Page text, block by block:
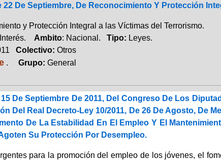
22 De Septiembre, De Reconocimiento Y Protección
y Protección Integral a las Víctimas del Terrorismo.
Interés. Ambito: Nacional. Tipo: Leyes.
Colectivo: Otros
. Grupo: General
De Septiembre De 2011, Del Congreso De Los
Del Real Decreto-Ley 10/2011, De 26 De Agosto, De
De La Estabilidad En El Empleo Y El
Su Protección Por Desempleo.
para la promoción del empleo de los jóvenes, el